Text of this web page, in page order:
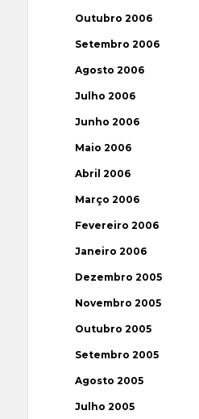
Outubro 2006
Setembro 2006
Agosto 2006
Julho 2006
Junho 2006
Maio 2006
Abril 2006
Março 2006
Fevereiro 2006
Janeiro 2006
Dezembro 2005
Novembro 2005
Outubro 2005
Setembro 2005
Agosto 2005
Julho 2005